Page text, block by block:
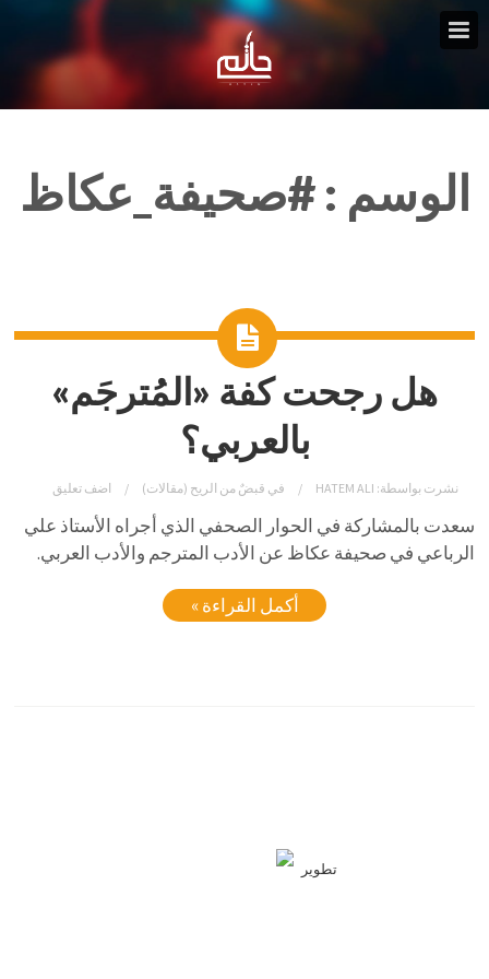
الوسم :#صحيفة_عكاظ
هل رجحت كفة «المُترجَم»
بالعربي؟
نشرت بواسطة: HATEM ALI في قبضٌ من الريح (مقالات) اضف تعليق
سعدت بالمشاركة في الحوار الصحفي الذي أجراه الأستاذ علي
الرباعي في صحيفة عكاظ عن الأدب المترجم والأدب العربي.
أكمل القراءة »
تطوير